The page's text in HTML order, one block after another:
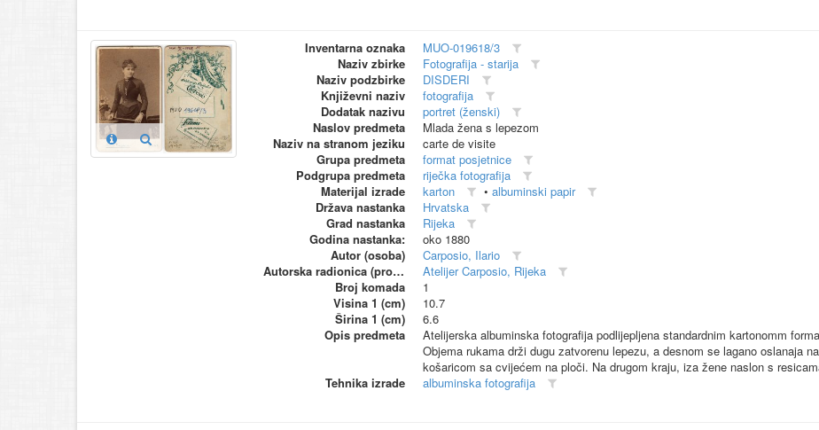
Inventarna oznaka
MUO-019618/3
Naziv zbirke
Fotografija - starija
Naziv podzbirke
DISDERI
Književni naziv
fotografija
Dodatak nazivu
portret (ženski)
Naslov predmeta
Mlada žena s lepezom
Naziv na stranom jeziku
carte de visite
Grupa predmeta
format posjetnice
Podgrupa predmeta
riječka fotografija
Materijal izrade
karton • albuminski papir
Država nastanka
Hrvatska
Grad nastanka
Rijeka
Godina nastanka:
oko 1880
Autor (osoba)
Carposio, Ilario
Autorska radionica (proizvođač)
Atelijer Carposio, Rijeka
Broj komada
1
Visina 1 (cm)
10.7
Širina 1 (cm)
6.6
Opis predmeta
Atelijerska albuminska fotografija podlijepljena standardnim kartonomm
Objema rukama drži dugu zatvorenu lepezu, a desnom se lagano oslanaja
košaricom sa cvijećem na ploči. Na drugom kraju, iza žene naslon s
Tehnika izrade
albuminska fotografija